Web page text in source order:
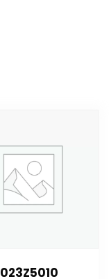
023Z5010